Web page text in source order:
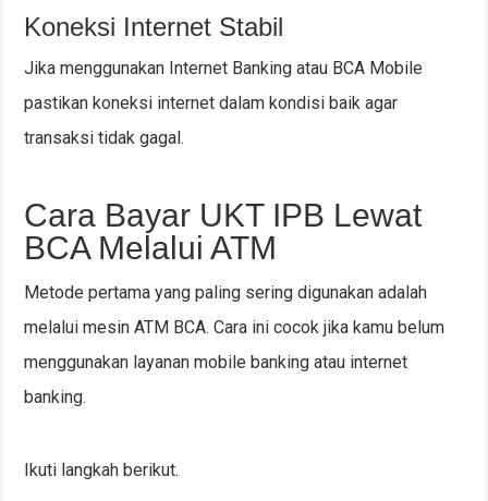
Koneksi Internet Stabil
Jika menggunakan Internet Banking atau BCA Mobile
pastikan koneksi internet dalam kondisi baik agar
transaksi tidak gagal.
Cara Bayar UKT IPB Lewat
BCA Melalui ATM
Metode pertama yang paling sering digunakan adalah
melalui mesin ATM BCA. Cara ini cocok jika kamu belum
menggunakan layanan mobile banking atau internet
banking.
Ikuti langkah berikut.